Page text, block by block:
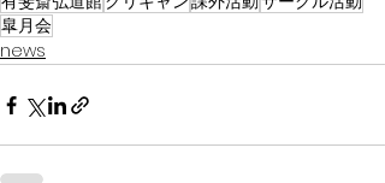
皐月会
news